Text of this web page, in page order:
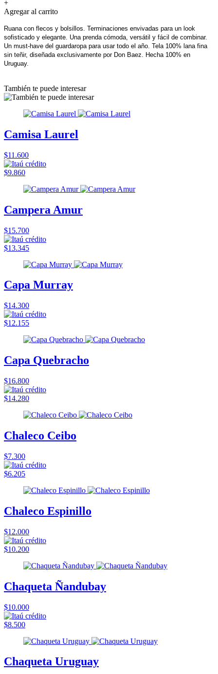
+
Agregar al carrito
Ruana con flecos y bolsillos. Terminaciones envivadas para un look
sofisticado y elegante. Una prenda cómoda, versátil y fácil de combinar.
Un must-have del guardaropa para usar todo el año. Tela 100% lana fina
sin teñir, diseñada exclusivamente por Don Baez. Hecha 100% en
Uruguay.
También te puede interesar
Camisa Laurel
$11.600
$9.860
Campera Amur
$15.700
$13.345
Capa Murray
$14.300
$12.155
Capa Quebracho
$16.800
$14.280
Chaleco Ceibo
$7.300
$6.205
Chaleco Espinillo
$12.000
$10.200
Chaqueta Ñandubay
$10.000
$8.500
Chaqueta Uruguay